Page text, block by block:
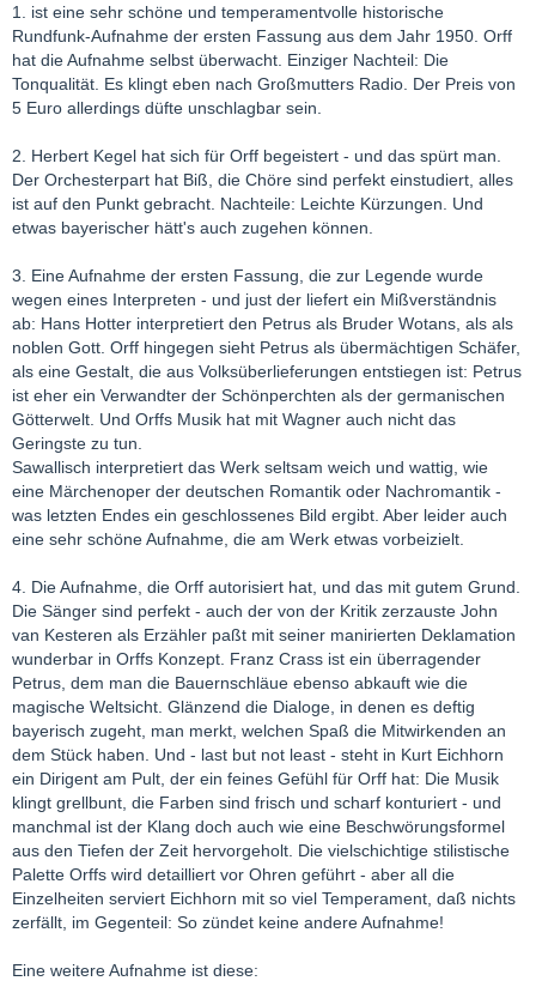
1. ist eine sehr schöne und temperamentvolle historische
Rundfunk-Aufnahme der ersten Fassung aus dem Jahr 1950. Orff
hat die Aufnahme selbst überwacht. Einziger Nachteil: Die
Tonqualität. Es klingt eben nach Großmutters Radio. Der Preis von
5 Euro allerdings düfte unschlagbar sein.
2. Herbert Kegel hat sich für Orff begeistert - und das spürt man.
Der Orchesterpart hat Biß, die Chöre sind perfekt einstudiert, alles
ist auf den Punkt gebracht. Nachteile: Leichte Kürzungen. Und
etwas bayerischer hätt's auch zugehen können.
3. Eine Aufnahme der ersten Fassung, die zur Legende wurde
wegen eines Interpreten - und just der liefert ein Mißverständnis
ab: Hans Hotter interpretiert den Petrus als Bruder Wotans, als als
noblen Gott. Orff hingegen sieht Petrus als übermächtigen Schäfer,
als eine Gestalt, die aus Volksüberlieferungen entstiegen ist: Petrus
ist eher ein Verwandter der Schönperchten als der germanischen
Götterwelt. Und Orffs Musik hat mit Wagner auch nicht das
Geringste zu tun.
Sawallisch interpretiert das Werk seltsam weich und wattig, wie
eine Märchenoper der deutschen Romantik oder Nachromantik -
was letzten Endes ein geschlossenes Bild ergibt. Aber leider auch
eine sehr schöne Aufnahme, die am Werk etwas vorbeizielt.
4. Die Aufnahme, die Orff autorisiert hat, und das mit gutem Grund.
Die Sänger sind perfekt - auch der von der Kritik zerzauste John
van Kesteren als Erzähler paßt mit seiner manirierten Deklamation
wunderbar in Orffs Konzept. Franz Crass ist ein überragender
Petrus, dem man die Bauernschläue ebenso abkauft wie die
magische Weltsicht. Glänzend die Dialoge, in denen es deftig
bayerisch zugeht, man merkt, welchen Spaß die Mitwirkenden an
dem Stück haben. Und - last but not least - steht in Kurt Eichhorn
ein Dirigent am Pult, der ein feines Gefühl für Orff hat: Die Musik
klingt grellbunt, die Farben sind frisch und scharf konturiert - und
manchmal ist der Klang doch auch wie eine Beschwörungsformel
aus den Tiefen der Zeit hervorgeholt. Die vielschichtige stilistische
Palette Orffs wird detailliert vor Ohren geführt - aber all die
Einzelheiten serviert Eichhorn mit so viel Temperament, daß nichts
zerfällt, im Gegenteil: So zündet keine andere Aufnahme!
Eine weitere Aufnahme ist diese: